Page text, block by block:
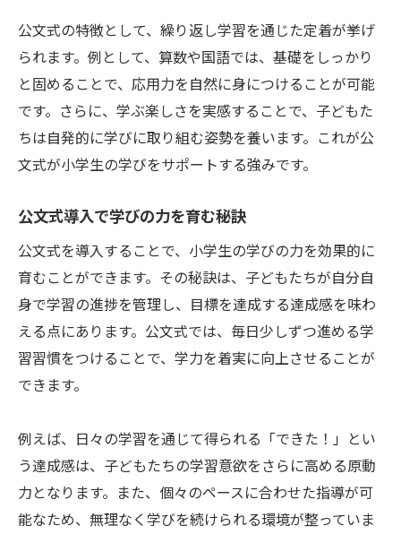
公文式の特徴として、繰り返し学習を通じた定着が挙げ
られます。例として、算数や国語では、基礎をしっかり
と固めることで、応用力を自然に身につけることが可能
です。さらに、学ぶ楽しさを実感することで、子どもた
ちは自発的に学びに取り組む姿勢を養います。これが公
文式が小学生の学びをサポートする強みです。
公文式導入で学びの力を育む秘訣
公文式を導入することで、小学生の学びの力を効果的に
育むことができます。その秘訣は、子どもたちが自分自
身で学習の進捗を管理し、目標を達成する達成感を味わ
える点にあります。公文式では、毎日少しずつ進める学
習習慣をつけることで、学力を着実に向上させることが
できます。
例えば、日々の学習を通じて得られる「できた！」とい
う達成感は、子どもたちの学習意欲をさらに高める原動
力となります。また、個々のペースに合わせた指導が可
能なため、無理なく学びを続けられる環境が整っていま